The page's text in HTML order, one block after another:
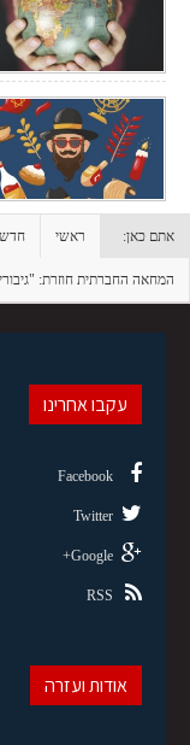
אתם כאן: ראשי
המחאה החברתית חוזרת:
עקבו אחרינו
Facebook
Twitter
Google+
RSS
אודות ועזרה